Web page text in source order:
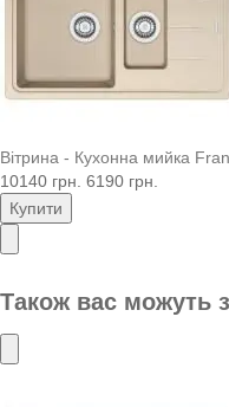
Вітрина - Кухонна мийка
10140 грн. 6190 грн.
Купити
Також вас можуть